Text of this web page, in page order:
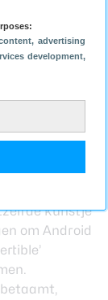
advertising
development,
Android.
zich
meer
die
versie die
kunstje
om Android